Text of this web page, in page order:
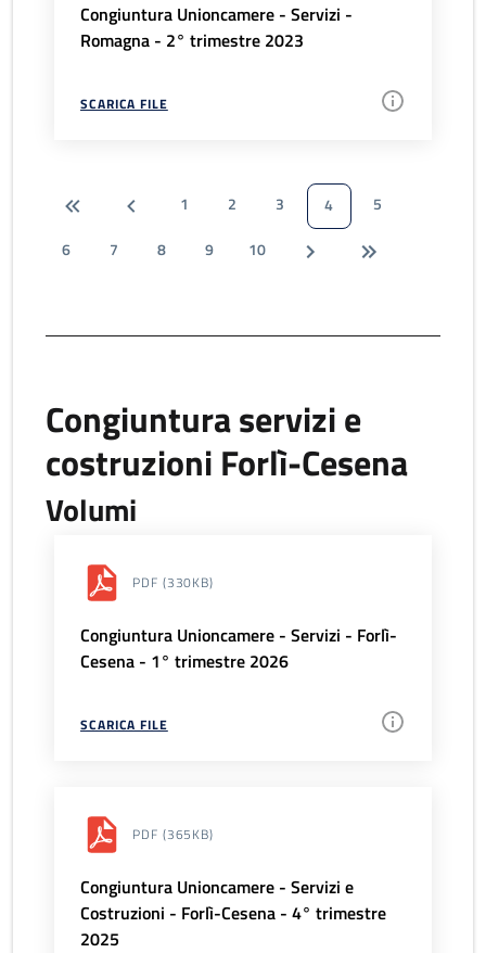
Congiuntura Unioncamere - Servizi -
Romagna - 2° trimestre 2023
SCARICA FILE
1 2 3 4
5
6
7 8 9 10
Congiuntura servizi e
costruzioni Forlì-Cesena
Volumi
PDF (330KB)
Congiuntura Unioncamere - Servizi - Forlì-
Cesena - 1° trimestre 2026
SCARICA FILE
PDF (365KB)
Congiuntura Unioncamere - Servizi e
Costruzioni - Forlì-Cesena - 4° trimestre
2025